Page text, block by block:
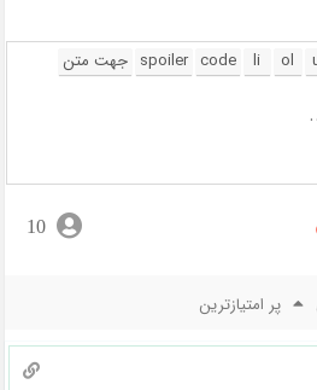
10
پر امتیازترین